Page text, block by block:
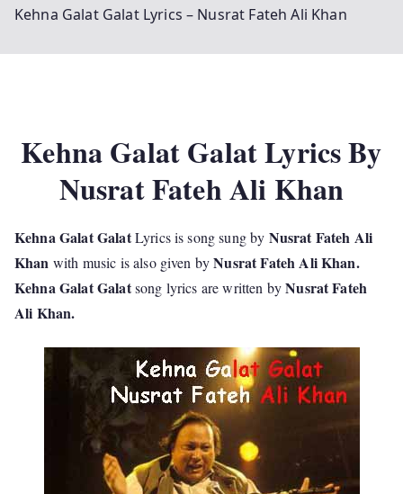
Kehna Galat Galat Lyrics – Nusrat Fateh Ali Khan
Kehna Galat Galat Lyrics By
Nusrat Fateh Ali Khan
Kehna Galat GalatLyrics is song sung by Nusrat Fateh Ali
Khan with music is also given byNusrat Fateh Ali Khan.
Kehna Galat Galatsong lyrics are written byNusrat Fateh
Ali Khan.